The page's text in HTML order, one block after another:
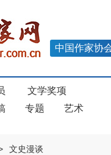
中国作家协
文学奖项
专题 艺术
文史漫谈